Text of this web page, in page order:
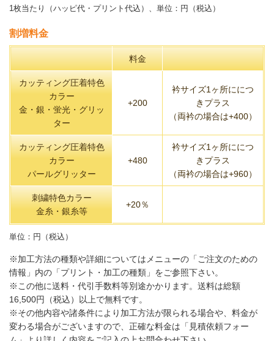
1枚当たり（ハッピ代・プリント代込）、単位：円（税込）
割増料金
料金
カッティング圧着特色
カラー
金・銀・蛍光・グリッ
ター
+200
衿サイズ1ヶ所ににつ
きプラス
（両衿の場合は+400）
カッティング圧着特色
カラー
パールグリッター
+480
衿サイズ1ヶ所ににつ
きプラス
（両衿の場合は+960）
刺繍特色カラー
金糸・銀糸等
+20％
単位：円（税込）
※加工方法の種類や詳細についてはメニューの「ご注文のための
情報」内の「プリント・加工の種類」をご参照下さい。
※この他に送料・代引手数料等別途かかります。送料は総額
16,500円（税込）以上で無料です。
※その他内容や諸条件により加工方法が限られる場合や、料金が
変わる場合がございますので、正確な料金は「見積依頼フォー